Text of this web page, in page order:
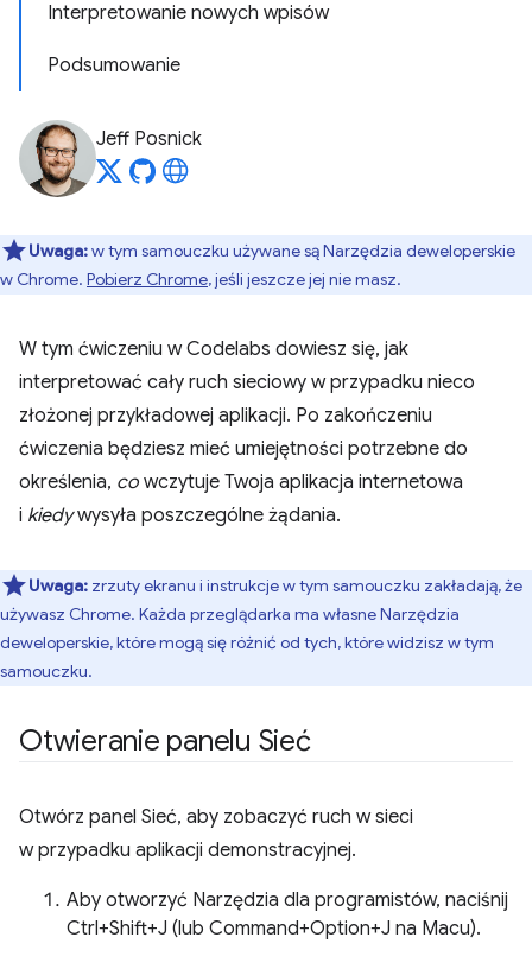
Interpretowanie nowych wpisów
Podsumowanie
Jeff Posnick
Uwaga:w tym samouczku używane są Narzędzia deweloperskie
w Chrome. Pobierz Chrome, jeśli jeszcze jej nie masz.
W tym ćwiczeniu w Codelabs dowiesz się, jak
interpretować cały ruch sieciowy w przypadku nieco
złożonej przykładowej aplikacji. Po zakończeniu
ćwiczenia będziesz mieć umiejętności potrzebne do
określenia, co wczytuje Twoja aplikacja internetowa
i kiedywysyła poszczególne żądania.
Uwaga: zrzuty ekranu i instrukcje w tym samouczku zakładają, że
używasz Chrome. Każda przeglądarka ma własne Narzędzia
deweloperskie, które mogą się różnić od tych, które widzisz w tym
samouczku.
Otwieranie panelu Sieć
Otwórz panel Sieć, aby zobaczyć ruch w sieci
w przypadku aplikacji demonstracyjnej.
Aby otworzyć Narzędzia dla programistów, naciśnij
Ctrl+Shift+J (lub Command+Option+J na Macu).